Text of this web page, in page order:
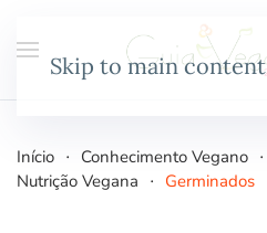
Skip to main content
Início Conhecimento Vegano
Nutrição Vegana
Germinados